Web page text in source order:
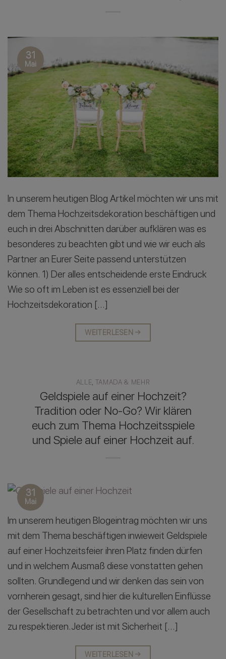
31
Mai
In unserem heutigen Blog Artikel möchten wir uns mit
dem Thema Hochzeitsdekoration beschäftigen und
euch in drei Abschnitten darüber aufklären was es
besonderes zu beachten gibt und wie wir euch als
Partner an Eurer Seite passend unterstützen
können. 1) Der alles entscheidende erste Eindruck
Wie so oft im Leben ist es essenziell bei der
Hochzeitsdekoration […]
WEITERLESEN →
ALLE, TAMADA & MEHR
Geldspiele auf einer Hochzeit?
Tradition oder No-Go? Wir klären
euch zum Thema Hochzeitsspiele
und Spiele auf einer Hochzeit auf.
31
Mai
Im unserem heutigen Blogeintrag möchten wir uns
mit dem Thema beschäftigen inwieweit Geldspiele
auf einer Hochzeitsfeier ihren Platz finden dürfen
und in welchem Ausmaß diese vonstatten gehen
sollten. Grundlegend und wir denken das sein von
vornherein gesagt, sind hier die kulturellen Einflüsse
der Gesellschaft zu betrachten und vor allem auch
zu respektieren.Jeder ist mit Sicherheit […]
WEITERLESEN →